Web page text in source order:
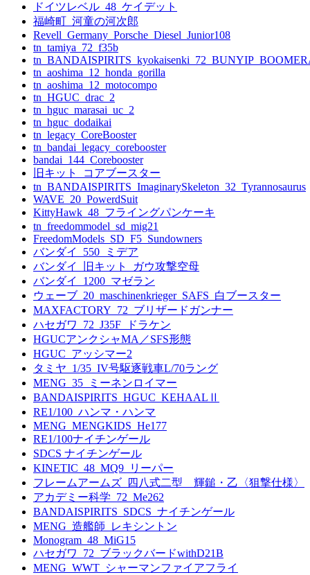
ドイツレベル_48_ケイデット
福崎町_河童の河次郎
Revell_Germany_Porsche_Diesel_Junior108
tn_tamiya_72_f35b
tn_aoshima_12_honda_gorilla
tn_aoshima_12_motocompo
tn_HGUC_drac_2
tn_hguc_marasai_uc_2
tn_hguc_dodaikai
tn_legacy_CoreBooster
tn_bandai_legacy_corebooster
bandai_144_Corebooster
旧キット_コアブースター
tn_BANDAISPIRITS_ImaginarySkeleton_32_Tyrannosaurus
WAVE_20_PowerdSuit
KittyHawk_48_フライングパンケーキ
tn_freedommodel_sd_mig21
FreedomModels_SD_F5_Sundowners
バンダイ_550_ミデア
バンダイ_旧キット_ガウ攻撃空母
バンダイ_1200_マゼラン
ウェーブ_20_maschinenkrieger_SAFS_白ブースター
MAXFACTORY_72_ブリザードガンナー
ハセガワ_72_J35F_ドラケン
HGUCアンクシャMA／SFS形態
HGUC_アッシマー2
タミヤ_1/35_IV号駆逐戦車L/70ラング
MENG_35_ミーネンロイマー
BANDAISPIRITS_HGUC_KEHAALⅡ
RE1/100_ハンマ・ハンマ
MENG_MENGKIDS_He177
RE1/100ナイチンゲール
SDCS ナイチンゲール
KINETIC_48_MQ9_リーパー
フレームアームズ_四八式二型 輝鎚・乙〈狙撃仕様〉
アカデミー科学_72_Me262
BANDAISPIRITS_SDCS_ナイチンゲール
MENG_造艦師_レキシントン
Monogram_48_MiG15
ハセガワ_72_ブラックバードwithD21B
MENG_WWT_シャーマンファイアフライ